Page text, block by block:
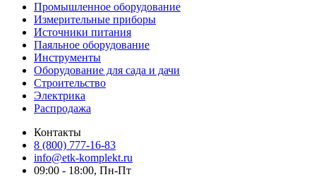
Промышленное оборудование
Измерительные приборы
Источники питания
Паяльное оборудование
Инструменты
Оборудование для сада и дачи
Строительство
Электрика
Распродажа
Контакты
8 (800) 777-16-83
info@etk-komplekt.ru
09:00 - 18:00, Пн-Пт